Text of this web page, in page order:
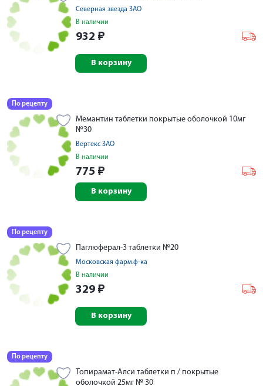
Северная звезда ЗАО
В наличии
932 ₽
В корзину
По рецепту
Мемантин таблетки покрытые оболочкой 10мг
№30
Вертекс ЗАО
В наличии
775 ₽
В корзину
По рецепту
Паглюферал-3 таблетки №20
Московская фарм.ф-ка
В наличии
329 ₽
В корзину
По рецепту
Топирамат-Алси таблетки п / покрытые
оболочкой 25мг № 30